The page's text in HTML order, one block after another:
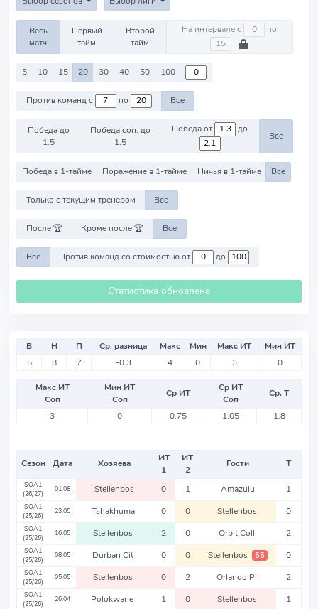
Весь
матч
Первый
тайм
Второй
тайм
На интервале с по
5 10 15 20 30 40 50 100
Против команд с по Все
Победа до
1.5
Победа соп. до
1.5
Победа от до
Все
Победа в 1-тайме Поражение в 1-тайме Ничья в 1-тайме Все
Только с текущим тренером Все
После 🏆 Кроме после 🏆 Все
Все Против команд со стоимостью от до
Статистика обновлена
В Н П Ср. разница Макс Мин Макс ИТ
Мин ИТ
5
8 7 -0.3 4 0 3 0
Макс ИТ
Соп
Мин ИТ
Соп
Ср ИТ
Ср ИТ
Соп
Ср. Т
3
0 0.75 1.05 1.8
Сезон Дата Хозяева
ИТ
1
ИТ
2
Гости Т
SOA1
(26/27)
01.08 Stellenbos 0 1 Amazulu 1
SOA1
(25/26)
23.05 Tshakhuma 0 0 Stellenbos 0
SOA1
(25/26)
16.05 Stellenbos 2 0 Orbit Coll 2
SOA1
(25/26)
08.05 Durban Cit 0 0 Stellenbos 55 0
SOA1
(25/26)
05.05 Stellenbos 0 2 Orlando Pi 2
SOA1
(25/26)
26.04 Polokwane 1 0 Stellenbos 1